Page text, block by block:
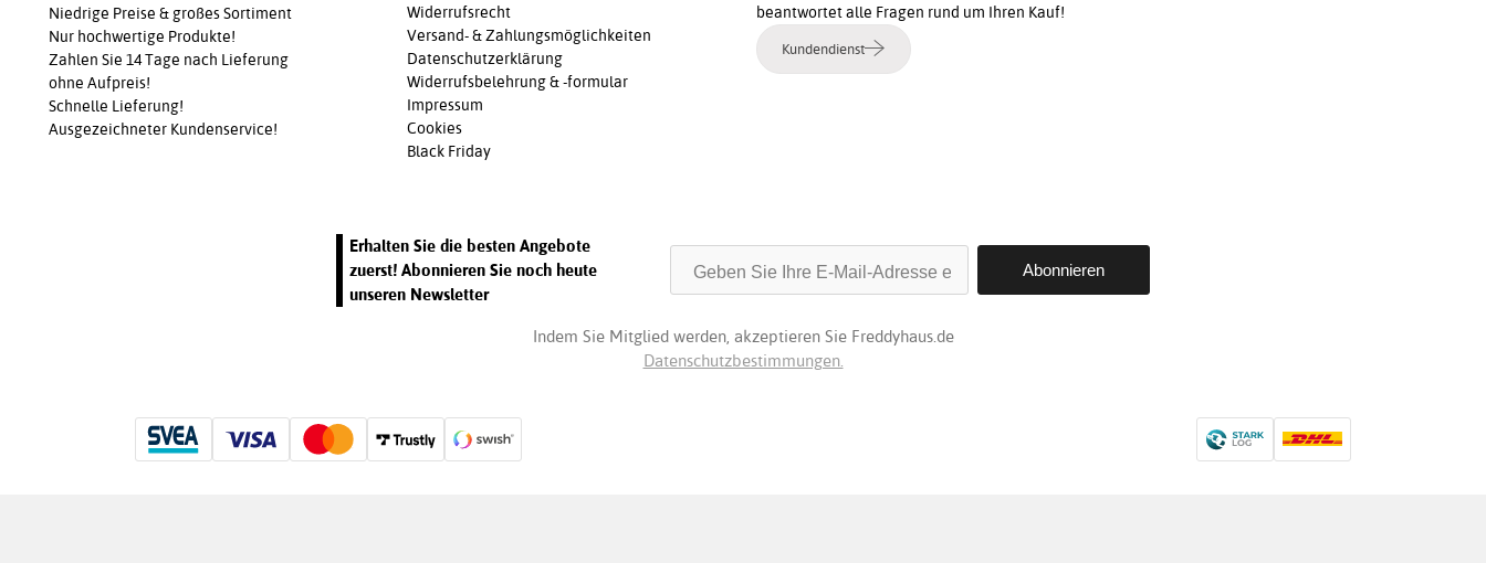
Niedrige Preise & großes Sortiment
Nur hochwertige Produkte!
Zahlen Sie 14 Tage nach Lieferung
ohne Aufpreis!
Schnelle Lieferung!
Ausgezeichneter Kundenservice!
Widerrufsrecht
Versand- & Zahlungsmöglichkeiten
Datenschutzerklärung
Widerrufsbelehrung & -formular
Impressum
Cookies
Black Friday
beantwortet alle Fragen rund um Ihren Kauf!
Kundendienst
Erhalten Sie die besten Angebote
zuerst! Abonnieren Sie noch heute
unseren Newsletter
Indem Sie Mitglied werden, akzeptieren Sie Freddyhaus.de
Datenschutzbestimmungen.